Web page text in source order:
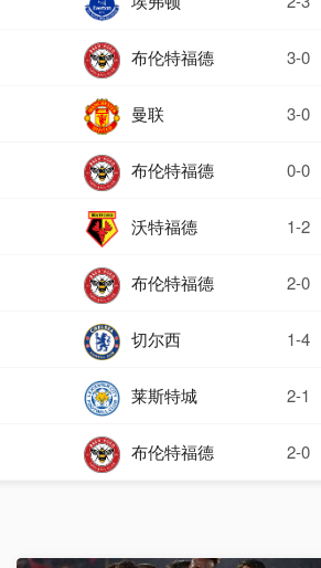
布伦特福德 3-0
曼联 3-0
布伦特福德 0-0
沃特福德 1-2
布伦特福德 2-0
切尔西 1-4
莱斯特城 2-1
布伦特福德 2-0